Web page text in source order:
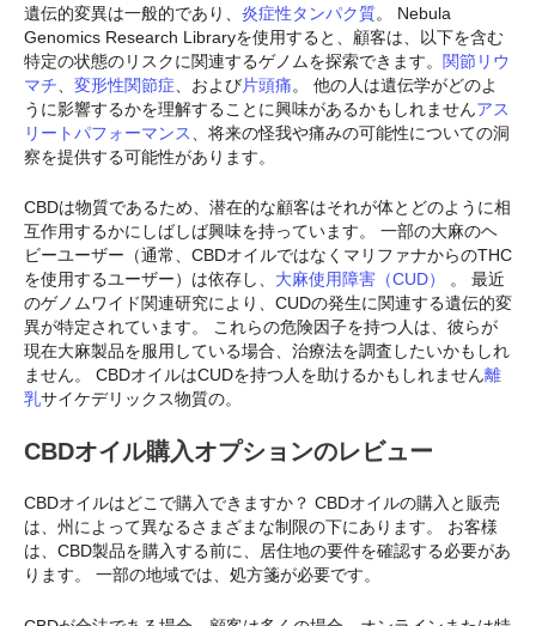
遺伝的変異は一般的であり、 炎症性タンパク質。 Nebula
Genomics Research Libraryを使用すると、顧客は、以下を含む
特定の状態のリスクに関連するゲノムを探索できます。 関節リウ
マチ
変形性関節症 、および片頭痛。 他の人は遺伝学がどのよ
うに影響するかを理解することに興味があるかもしれませんアス
リートパフォーマンス
、将来の怪我や痛みの可能性についての洞
察を提供する可能性があります。
CBDは物質であるため、潜在的な顧客はそれが体とどのように相
互作用するかにしばしば興味を持っています。 一部の大麻のヘ
ビーユーザー（通常、CBDオイルではなくマリファナからのTHC
を使用するユーザー）は依存し、 大麻使用障害（CUD）
。 最近
のゲノムワイド関連研究により、CUDの発生に関連する遺伝的変
異が特定されています。 これらの危険因子を持つ人は、彼らが
現在大麻製品を服用している場合、治療法を調査したいかもしれ
ません。 CBDオイルはCUDを持つ人を助けるかもしれません離
乳サイケデリックス物質の。
CBDオイル購入オプションのレビュー
CBDオイルはどこで購入できますか？ CBDオイルの購入と販売
は、州によって異なるさまざまな制限の下にあります。 お客様
は、CBD製品を購入する前に、居住地の要件を確認する必要があ
ります。 一部の地域では、処方箋が必要です。